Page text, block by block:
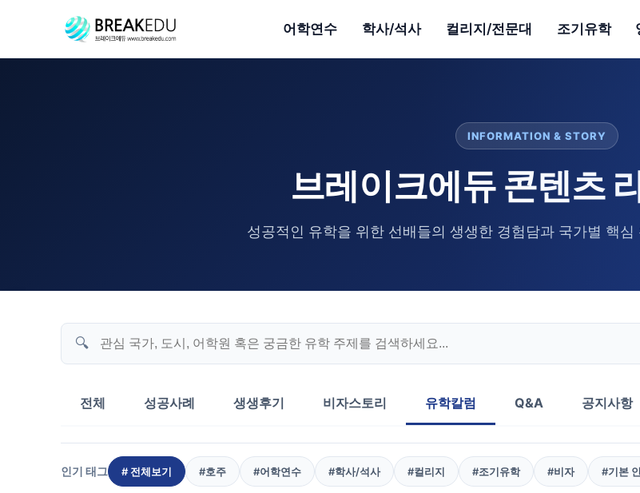
어학연수 학사/석사 컬리지/전문대 조기유학
INFORMATION & STORY
브레이크에듀 콘텐츠
성공적인 유학을 위한 선배들의 생생한 경험담과 국가별 핵
🔍
전체 성공사례 생생후기 비자스토리 유학칼럼 Q&A 공지사항
인기 태그 # 전체보기 #호주 #어학연수 #학사/석사 #컬리지 #조기유학 #비자 #기본